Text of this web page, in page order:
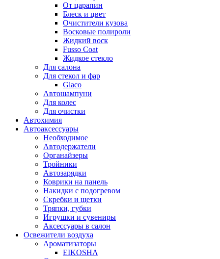
От царапин
Блеск и цвет
Очистители кузова
Восковые полироли
Жидкий воск
Fusso Coat
Жидкое стекло
Для салона
Для стекол и фар
Glaco
Автошампуни
Для колес
Для очистки
Автохимия
Автоаксессуары
Необходимое
Автодержатели
Органайзеры
Тройники
Автозарядки
Коврики на панель
Накидки с подогревом
Скребки и щетки
Тряпки, губки
Игрушки и сувениры
Аксессуары в салон
Освежители воздуха
Ароматизаторы
EIKOSHA